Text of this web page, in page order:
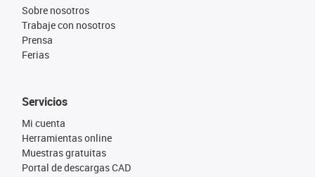
Sobre nosotros
Trabaje con nosotros
Prensa
Ferias
Servicios
Mi cuenta
Herramientas online
Muestras gratuitas
Portal de descargas CAD